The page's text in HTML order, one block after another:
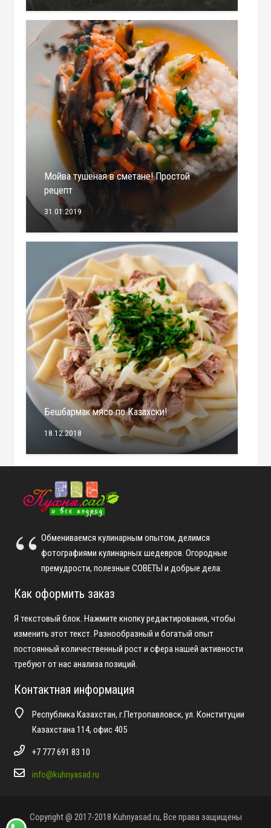
Мойва тушеная в сметане! Простой
рецепт
31.01.2019
Бешбармак мясо по Казахски!
18.12.2018
Обмениваемся кулинарным опытом, делимся
фотографиями кулинарных шедевров. Огородные
премудрости, полезные СОВЕТЫ и добрые дела.
Как оформить заказ
Я текстовый блок. Нажмите кнопку редактирования, чтобы
изменить этот текст. Разнообразный и богатый опыт
постоянный количественный рост и сфера нашей активности
требуют от нас анализа позиций.
Контактная информация
Республика Казахстан, г.Петропавловск, ул. Конституции
Казахстана 114, офис 405
+7 777 691 83 10
info@kuhnyasad.ru
Copyright @ 2017-2018 Kuhnyasad.ru, Все права защищены